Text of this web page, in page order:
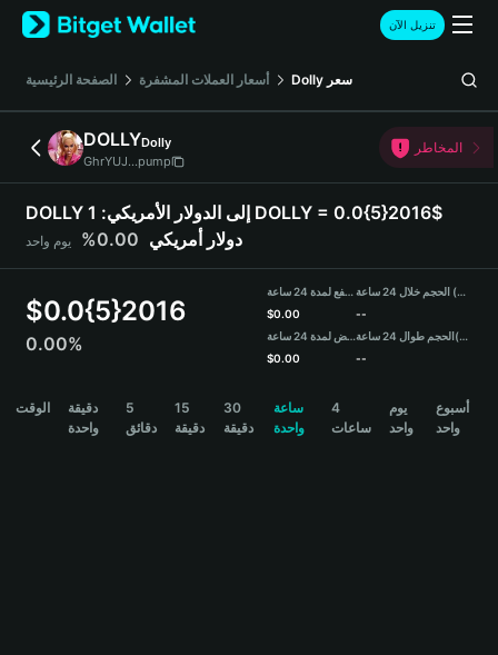
English
日本語
Русский
Español (Latinoamérica)
Türkçe
Deutsch
简体中文
Português (Portugal)
Bahasa Indonesia
বাংলা
تنزيل الآن
الصفحة الرئيسية أسعار العملات المشفرة Dolly سعر
DOLLYDolly
GhrYUJ...pump
المخاطر
DOLLY إلى الدولار الأمريكي: 1 DOLLY = 0.0{5}2016$
دولار أمريكي 0.00% يوم واحد
$0.0{5}2016
0.00%
مرتفع لمدة 24 ساعة
$0.00
منخفض لمدة 24 ساعة
$0.00
الحجم خلال 24 ساعة (DOLLY)
--
الحجم طوال 24 ساعة(USDT)
--
الوقت
دقيقة
واحدة
5
دقائق
15
دقيقة
30
دقيقة
ساعة
واحدة
4
ساعات
يوم
واحد
أسبوع
واحد